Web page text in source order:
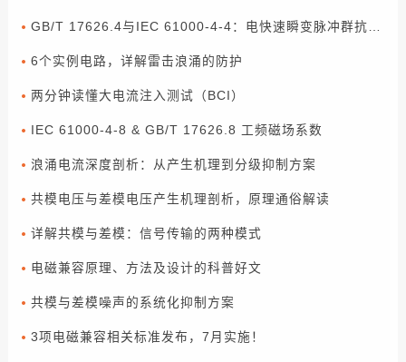
6个实例电路，详解雷击浪涌的防护
两分钟读懂大电流注入测试（BCI）
IEC 61000-4-8 & GB/T 17626.8 工频磁场系数
浪涌电流深度剖析：从产生机理到分级抑制方案
共模电压与差模电压产生机理剖析，原理通俗解读
详解共模与差模：信号传输的两种模式
电磁兼容原理、方法及设计的科普好文
共模与差模噪声的系统化抑制方案
3项电磁兼容相关标准发布，7月实施！